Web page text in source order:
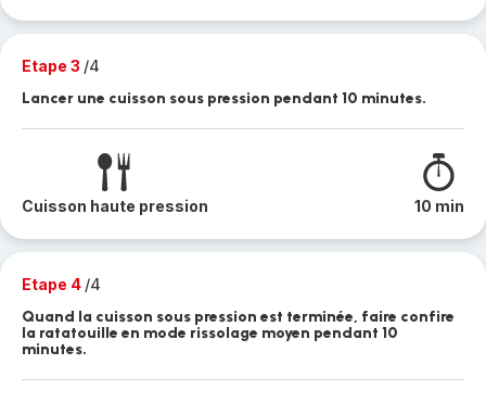
Etape 3 /4
Lancer une cuisson sous pression pendant 10 minutes.
Cuisson haute pression 10 min
Etape 4 /4
Quand la cuisson sous pression est terminée, faire confire
la ratatouille en mode rissolage moyen pendant 10
minutes.